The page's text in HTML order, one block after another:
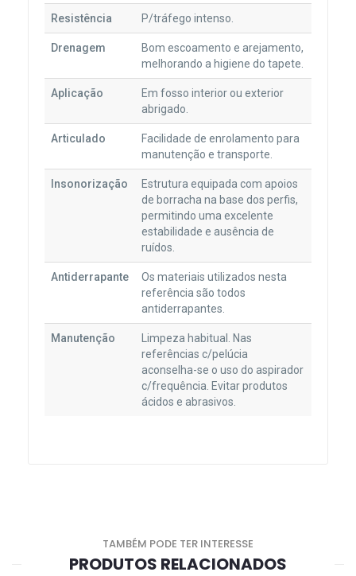
Resistência P/tráfego intenso.
Drenagem
Bom escoamento e arejamento,
melhorando a higiene do tapete.
Aplicação
Em fosso interior ou exterior
abrigado.
Articulado
Facilidade de enrolamento para
manutenção e transporte.
Insonorização
Estrutura equipada com apoios
de borracha na base dos perfis,
permitindo uma excelente
estabilidade e ausência de
ruídos.
Antiderrapante
Os materiais utilizados nesta
referência são todos
antiderrapantes.
Manutenção
Limpeza habitual. Nas
referências c/pelúcia
aconselha-se o uso do aspirador
c/frequência. Evitar produtos
ácidos e abrasivos.
TAMBÉM PODE TER INTERESSE
PRODUTOS RELACIONADOS